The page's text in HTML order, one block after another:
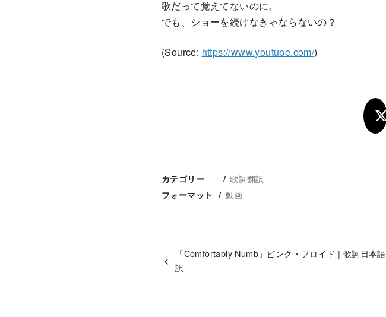
歌だって覚えてないのに。
でも、ショーを続けなきゃならないの？
(Source: https://www.youtube.com/)
カテゴリー 歌詞翻訳
フォーマット 動画
「Comfortably Numb」ピンク・フロイド | 歌詞日本語
訳